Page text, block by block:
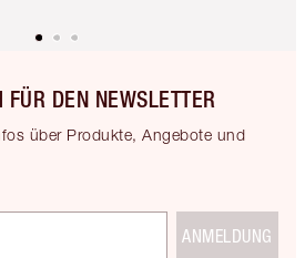
FÜR DEN NEWSLETTER
über Produkte, Angebote und
ANMELDUNG